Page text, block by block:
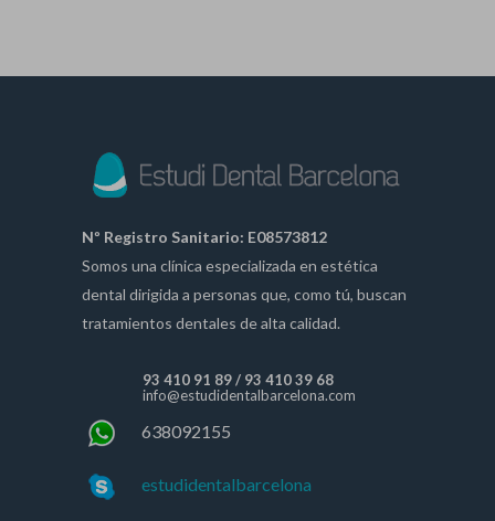
Nº Registro Sanitario: E08573812
Somos una clínica especializada en estética
dental dirigida a personas que, como tú, buscan
tratamientos dentales de alta calidad.
93 410 91 89/ 93 410 39 68
info@estudidentalbarcelona.com
638092155
estudidentalbarcelona